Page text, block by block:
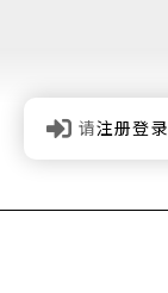
请注册登录